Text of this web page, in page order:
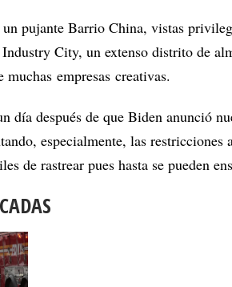
pujante Barrio China, vistas
City, un extenso distrito de
empresas creativas.
día después de que Biden anunció
especialmente, las restricciones
de rastrear pues hasta se pueden